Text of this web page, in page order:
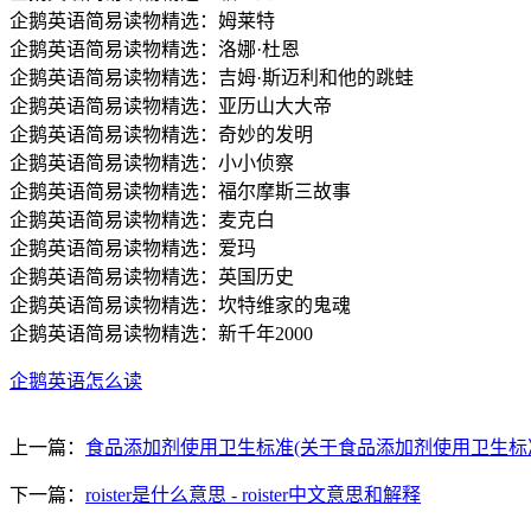
企鹅英语简易读物精选：姆莱特
企鹅英语简易读物精选：洛娜·杜恩
企鹅英语简易读物精选：吉姆·斯迈利和他的跳蛙
企鹅英语简易读物精选：亚历山大大帝
企鹅英语简易读物精选：奇妙的发明
企鹅英语简易读物精选：小小侦察
企鹅英语简易读物精选：福尔摩斯三故事
企鹅英语简易读物精选：麦克白
企鹅英语简易读物精选：爱玛
企鹅英语简易读物精选：英国历史
企鹅英语简易读物精选：坎特维家的鬼魂
企鹅英语简易读物精选：新千年2000
企鹅英语怎么读
上一篇： 食品添加剂使用卫生标准(关于食品添加剂使用卫生
下一篇： roister是什么意思 - roister中文意思和解释